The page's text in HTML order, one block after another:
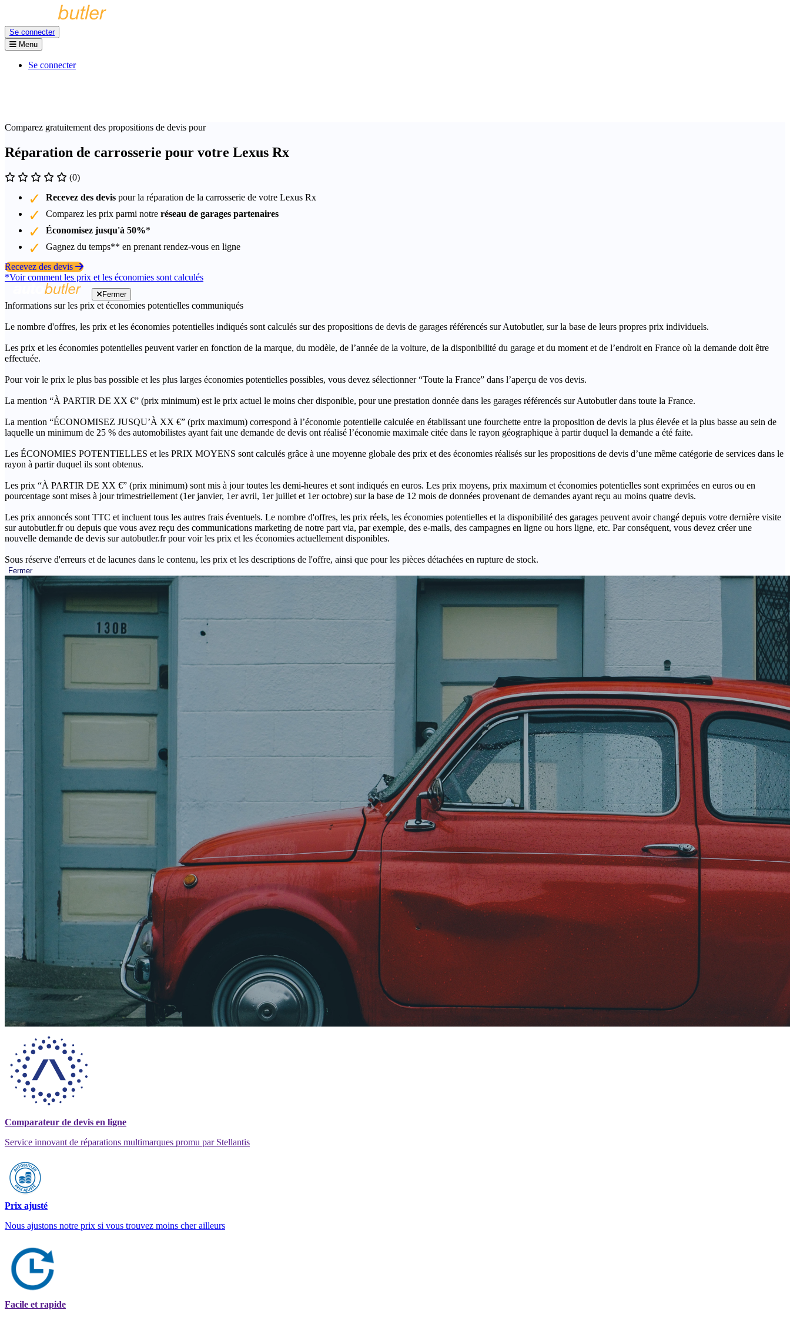
Se connecter
Menu
Se connecter
Comparez gratuitement des propositions de devis pour
Réparation de carrosserie pour votre Lexus Rx
(0)
Recevez des devis pour la réparation de la carrosserie de votre Lexus Rx
Comparez les prix parmi notre réseau de garages partenaires
Économisez jusqu'à 50%*
Gagnez du temps** en prenant rendez-vous en ligne
Recevez des devis
*Voir comment les prix et les économies sont calculés
Fermer
Informations sur les prix et économies potentielles communiqués
Le nombre d'offres, les prix et les économies potentielles indiqués sont calculés sur des propositions de devis de garages référencés sur Autobutler, sur la base de leurs propres prix individuels.
Les prix et les économies potentielles peuvent varier en fonction de la marque, du modèle, de l’année de la voiture, de la disponibilité du garage et du moment et de l’endroit en France où la demande doit être
effectuée.
Pour voir le prix le plus bas possible et les plus larges économies potentielles possibles, vous devez sélectionner “Toute la France” dans l’aperçu de vos devis.
La mention “À PARTIR DE XX €” (prix minimum) est le prix actuel le moins cher disponible, pour une prestation donnée dans les garages référencés sur Autobutler dans toute la France.
La mention “ÉCONOMISEZ JUSQU’À XX €” (prix maximum) correspond à l’économie potentielle calculée en établissant une fourchette entre la proposition de devis la plus élevée et la plus basse au sein de
laquelle un minimum de 25 % des automobilistes ayant fait une demande de devis ont réalisé l’économie maximale citée dans le rayon géographique à partir duquel la demande a été faite.
Les ÉCONOMIES POTENTIELLES et les PRIX MOYENS sont calculés grâce à une moyenne globale des prix et des économies réalisés sur les propositions de devis d’une même catégorie de services dans le
rayon à partir duquel ils sont obtenus.
Les prix “À PARTIR DE XX €” (prix minimum) sont mis à jour toutes les demi-heures et sont indiqués en euros. Les prix moyens, prix maximum et économies potentielles sont exprimées en euros ou en
pourcentage sont mises à jour trimestriellement (1er janvier, 1er avril, 1er juillet et 1er octobre) sur la base de 12 mois de données provenant de demandes ayant reçu au moins quatre devis.
Les prix annoncés sont TTC et incluent tous les autres frais éventuels. Le nombre d'offres, les prix réels, les économies potentielles et la disponibilité des garages peuvent avoir changé depuis votre dernière visite
sur autobutler.fr ou depuis que vous avez reçu des communications marketing de notre part via, par exemple, des e-mails, des campagnes en ligne ou hors ligne, etc. Par conséquent, vous devez créer une
nouvelle demande de devis sur autobutler.fr pour voir les prix et les économies actuellement disponibles.
Sous réserve d'erreurs et de lacunes dans le contenu, les prix et les descriptions de l'offre, ainsi que pour les pièces détachées en rupture de stock.
Fermer
Comparateur de devis en ligne
Service innovant de réparations multimarques promu par Stellantis
Prix ajusté
Nous ajustons notre prix si vous trouvez moins cher ailleurs
Facile et rapide